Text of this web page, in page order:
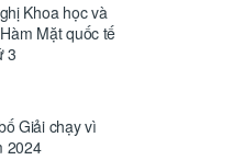
Khoa học và
Mặt quốc tế
3
Giải chạy vì
2024